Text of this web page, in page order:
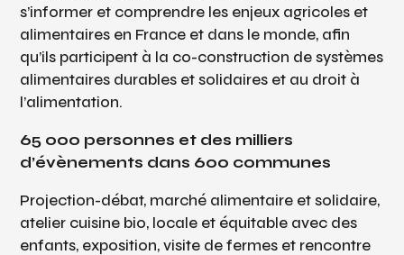
s’informer et comprendre les enjeux agricoles et
alimentaires en France et dans le monde, afin
qu’ils participent à la co-construction de systèmes
alimentaires durables et solidaires et au droit à
l’alimentation.
65 000 personnes et des milliers
d’évènements dans 600 communes
Projection-débat, marché alimentaire et solidaire,
atelier cuisine bio, locale et équitable avec des
enfants, exposition, visite de fermes et rencontre